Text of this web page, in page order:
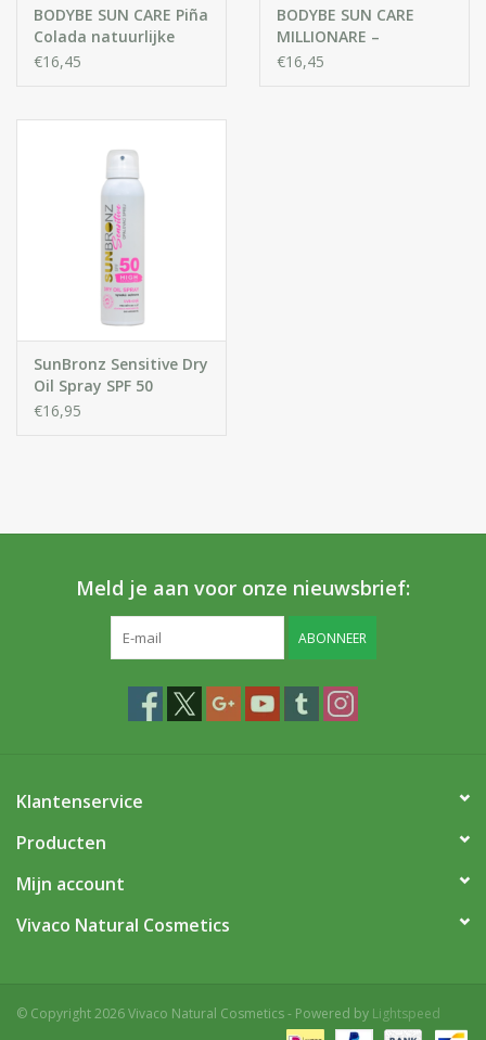
BODYBE SUN CARE Piña
Colada natuurlijke
Zonnebrandolie, SPF20
€16,45
BODYBE SUN CARE
MILLIONARE –
Verfrissende
€16,45
SunBronz Sensitive Dry
Oil Spray SPF 50
€16,95
Meld je aan voor onze nieuwsbrief:
ABONNEER
Klantenservice
Producten
Mijn account
Vivaco Natural Cosmetics
© Copyright 2026 Vivaco Natural Cosmetics - Powered by Lightspeed